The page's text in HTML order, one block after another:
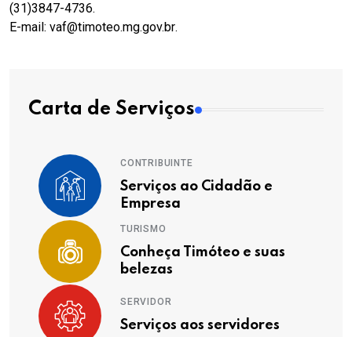
(31)3847-4736.
E-mail: vaf@timoteo.mg.gov.br.
Carta de Serviços
CONTRIBUINTE
Serviços ao Cidadão e
Empresa
TURISMO
Conheça Timóteo e suas
belezas
SERVIDOR
Serviços aos servidores